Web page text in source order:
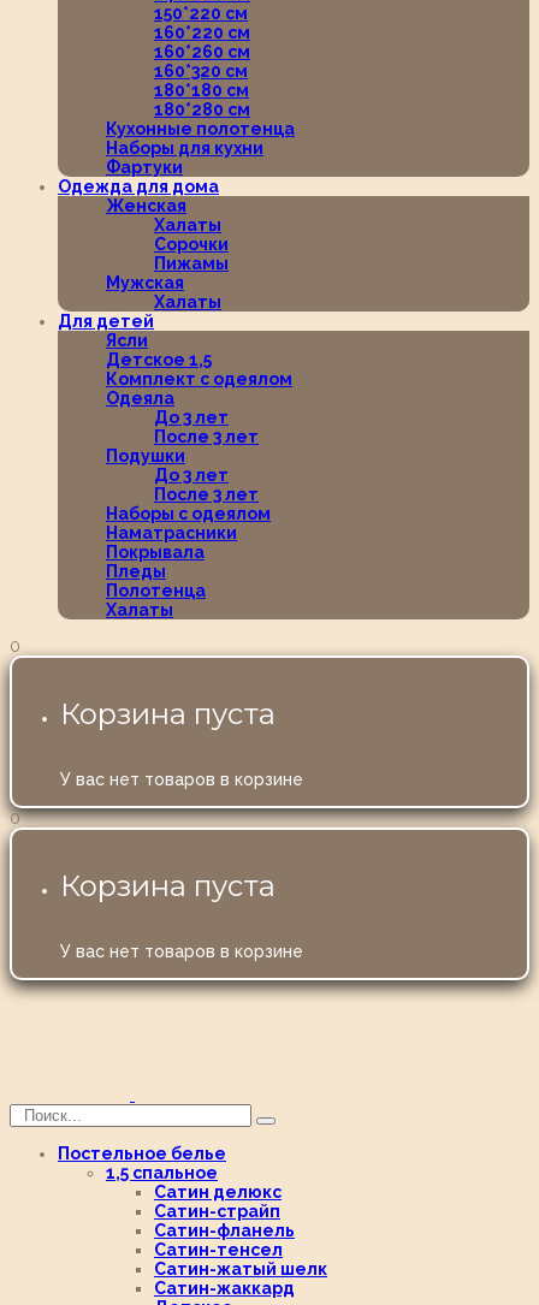
150*220 см
160*220 см
160*260 см
160*320 см
180*180 см
180*280 см
Кухонные полотенца
Наборы для кухни
Фартуки
Одежда для дома
Женская
Халаты
Сорочки
Пижамы
Мужская
Халаты
Для детей
Ясли
Детское 1,5
Комплект с одеялом
Одеяла
До 3 лет
После 3 лет
Подушки
До 3 лет
После 3 лет
Наборы с одеялом
Наматрасники
Покрывала
Пледы
Полотенца
Халаты
0
Корзина пуста
У вас нет товаров в корзине
0
Корзина пуста
У вас нет товаров в корзине
Постельное белье
1,5 спальное
Сатин делюкс
Сатин-страйп
Сатин-фланель
Сатин-тенсел
Сатин-жатый шелк
Сатин-жаккард